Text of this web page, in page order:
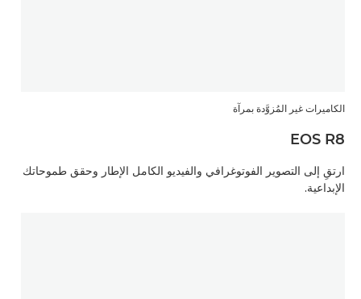
الكاميرات غير المُزوَّدة بمرآة
EOS R8
ارتقِ إلى التصوير الفوتوغرافي والفيديو الكامل الإطار وحقق طموحاتك
الإبداعية.